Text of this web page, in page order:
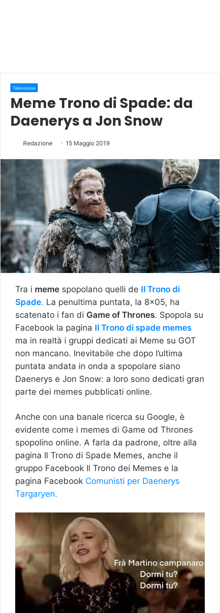
Televisione
Meme Trono di Spade: da
Daenerys a Jon Snow
Redazione 15 Maggio 2019
Tra i meme spopolano quelli de Il Trono di
Spade. La penultima puntata, la 8×05, ha
scatenato i fan di Game of Thrones. Spopola su
Facebook la pagina Il Trono di spade memes
ma in realtà i gruppi dedicati ai Meme su GOT
non mancano. Inevitabile che dopo l’ultima
puntata andata in onda a spopolare siano
Daenerys e Jon Snow: a loro sono dedicati gran
parte dei memes pubblicati online.
Anche con una banale ricerca su Google, è
evidente come i memes di Game od Thrones
spopolino online. A farla da padrone, oltre alla
pagina Il Trono di Spade Memes, anche il
gruppo Facebook Il Trono dei Memes e la
pagina Facebook Comunisti per Daenerys
Targaryen.